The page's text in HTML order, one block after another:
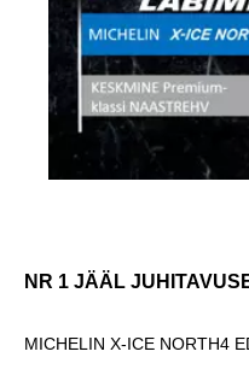
NR 1 JÄÄL
MICHELIN X-ICE NORTH4